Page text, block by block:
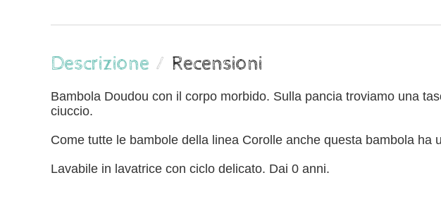
Descrizione Recensioni
Bambola Doudou con il corpo morbido. Sulla pancia troviamo una
ciuccio.
Come tutte le bambole della linea Corolle anche questa bambola
Lavabile in lavatrice con ciclo delicato. Dai 0 anni.